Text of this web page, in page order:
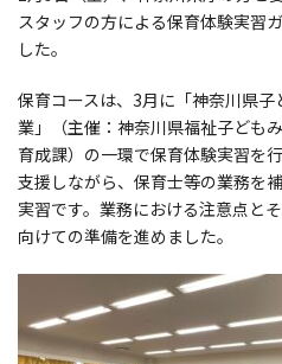
スタッフの方による保育体験実習
した。
保育コースは、3月に「神奈川県
業」（主催：神奈川県福祉子ども
育成課）の一環で保育体験実習を
支援しながら、保育士等の業務を
実習です。業務における注意点と
向けての準備を進めました。